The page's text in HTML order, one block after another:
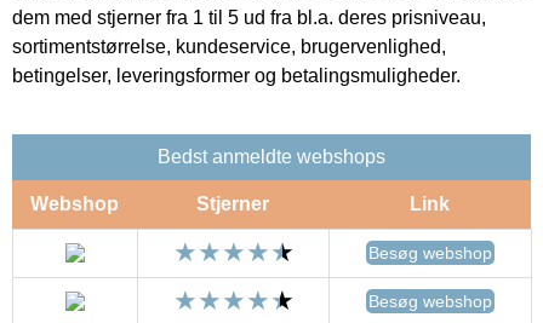
dem med stjerner fra 1 til 5 ud fra bl.a. deres prisniveau,
sortimentstørrelse, kundeservice, brugervenlighed,
betingelser, leveringsformer og betalingsmuligheder.
Bedst anmeldte webshops
Webshop Stjerner Link
Besøg webshop
Besøg webshop